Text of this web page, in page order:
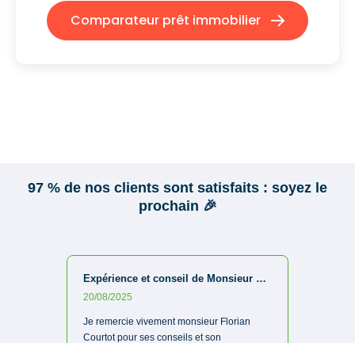
Comparateur prêt immobilier